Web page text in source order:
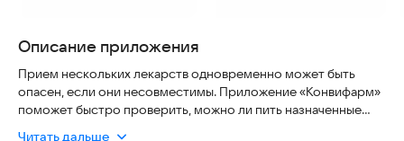
Описание приложения
Прием нескольких лекарств одновременно может быть
опасен, если они несовместимы. Приложение «Конвифарм»
поможет быстро проверить, можно ли пить назначенные
Читать дальше